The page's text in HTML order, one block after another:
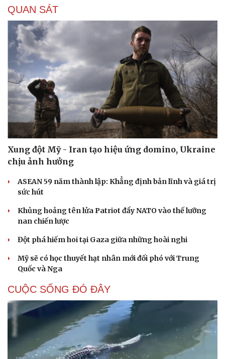
Cải chính
Chấn chỉnh, nâng cao chất lượng xuất bản trong
tình hình mới
Phó Chủ tịch nước: 7 thành phố trực thuộc Trung ương
phải tiên phong, tạo đột phá
ĐBQH: Trong y tế nếu chỉ mua sắm, nhận máy móc thì
chưa gọi là làm chủ công nghệ
Hội đồng nhân dân Đắk Lắk thông qua chính sách phụ
cấp ở thôn, tổ dân phố
Phó Thủ tướng dự Lễ Khởi công xây dựng Trường THPT
Nam Đàn 1, tỉnh Nghệ An
QUAN SÁT